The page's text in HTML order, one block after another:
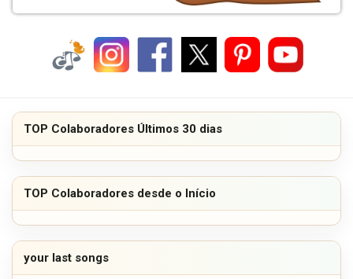
TOP Colaboradores Últimos 30 dias
TOP Colaboradores desde o Início
your last songs